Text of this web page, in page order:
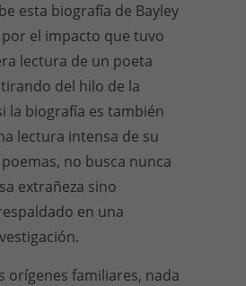
esta biografía de Bayley
el impacto que tuvo
lectura de un poeta
del hilo de la
la biografía es también
lectura intensa de su
no busca nunca
extrañeza sino
en una
orígenes familiares, nada